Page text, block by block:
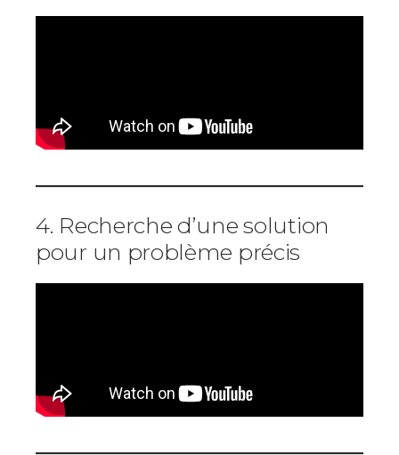
4. Recherche d’une solution
pour un problème précis